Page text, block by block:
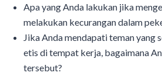
Apa yang Anda lakukan jika
melakukan kecurangan dalam
Jika Anda mendapati teman yang
etis di tempat kerja, bagaimana
tersebut?